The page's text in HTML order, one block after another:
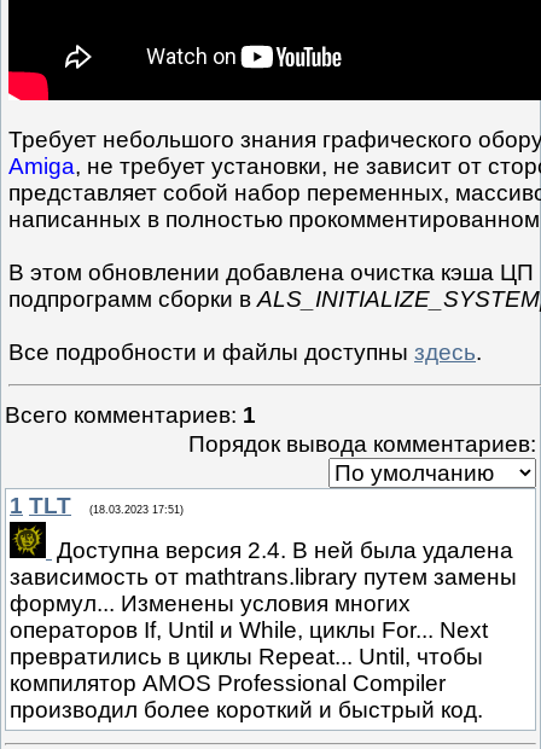
Требует небольшого знания графического
Amiga, не требует установки, не зависит от
представляет собой набор переменных,
написанных в полностью
В этом обновлении добавлена очистка кэша ЦП
подпрограмм сборки в
Все подробности и файлы доступны здесь.
Всего комментариев: 1
Порядок вывода комментариев:
1 TLT (18.03.2023 17:51)
Доступна версия 2.4. В ней была удалена
зависимость от mathtrans.library путем замены
формул... Изменены условия многих
операторов If, Until и While, циклы For... Next
превратились в циклы Repeat... Until, чтобы
компилятор AMOS Professional Compiler
производил более короткий и быстрый код.